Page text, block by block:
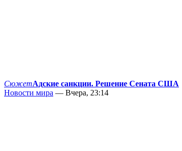
СюжетАдские санкции. Решение Сената США
Новости мира — Вчера, 23:14